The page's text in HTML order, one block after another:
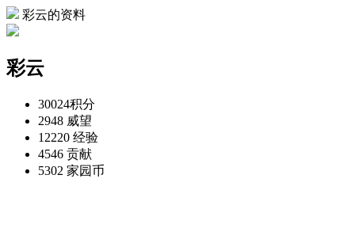
彩云的资料
彩云
30024积分
2948 威望
12220 经验
4546 贡献
5302 家园币